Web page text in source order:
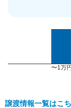
〜1万
譲渡情報一覧はこ